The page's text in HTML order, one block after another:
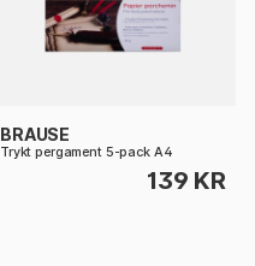
BRAUSE
Trykt pergament 5-pack A4
139 KR